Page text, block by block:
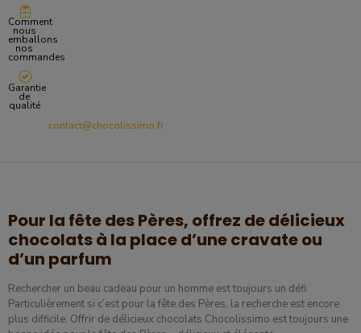
Comment
nous
emballons
nos
commandes
Garantie
de
qualité
contact@chocolissimo.fr
Pour la fête des Pères, offrez de délicieux
chocolats à la place d’une cravate ou
d’un parfum
Rechercher un beau cadeau pour un homme est toujours un défi.
Particulièrement si c’est pour la fête des Pères, la recherche est encore
plus difficile. Offrir de délicieux chocolats Chocolissimo est toujours une